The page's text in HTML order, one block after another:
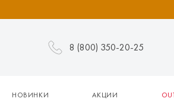
8 (800) 350-20-25
НОВИНКИ АКЦИИ